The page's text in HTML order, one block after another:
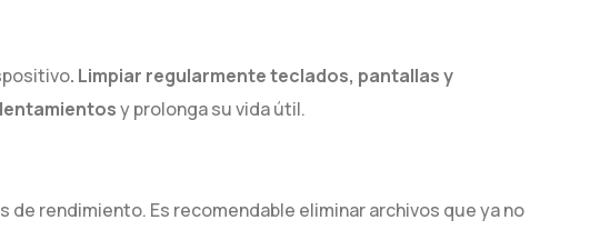
. Limpiar regularmente teclados, pantallas y
y prolonga su vida útil.
rendimiento. Es recomendable eliminar archivos que ya no